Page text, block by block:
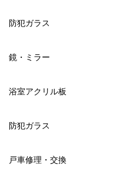
防犯ガラス
鏡・ミラー
浴室アクリル板
防犯ガラス
戸車修理・交換